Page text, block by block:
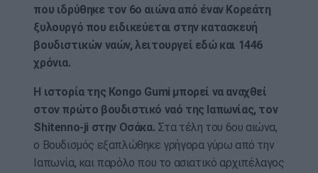
που ιδρύθηκε τον 6ο αιώνα από έναν Κορεάτη
ξυλουργό που ειδικεύεται στην κατασκευή
βουδιστικών ναών, λειτουργεί εδώ και 1446
χρόνια.
Η ιστορία της Kongo Gumi μπορεί να αναχθεί
στον πρώτο βουδιστικό ναό της Ιαπωνίας, τον
Shitenno-ji στην Οσάκα. Στα τέλη του 6ου αιώνα,
ο Βουδισμός εξαπλώθηκε γρήγορα γύρω από την
Ιαπωνία, και παρόλο που το ασιατικό αρχιπέλαγος